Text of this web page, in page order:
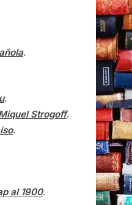
.
.
Strogoff.
.
al 1900.